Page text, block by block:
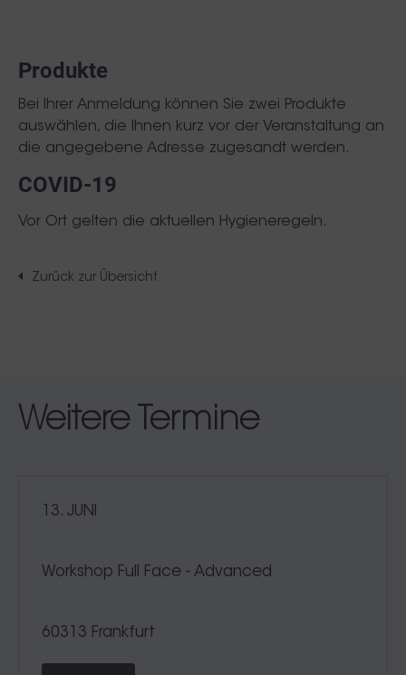
Produkte
Bei Ihrer Anmeldung können Sie zwei Produkte
auswählen, die Ihnen kurz vor der Veranstaltung an
die angegebene Adresse zugesandt werden.
COVID-19
Vor Ort gelten die aktuellen Hygieneregeln.
Zurück zur Übersicht
Weitere Termine
13. JUNI
Workshop Full Face - Advanced
60313 Frankfurt